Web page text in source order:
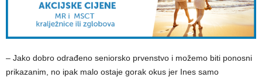
– Jako dobro odrađeno seniorsko prvenstvo i možemo biti ponosni
prikazanim, no ipak malo ostaje gorak okus jer Ines samo